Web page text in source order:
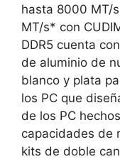
hasta 8000 MT/
MT/s* con
DDR5 cuenta
de aluminio de
blanco y plata
los PC que
de los PC
capacidades de
kits de doble